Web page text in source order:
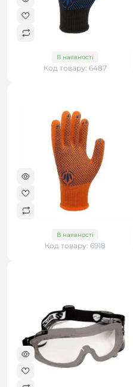
В наявності
Код товару: 6487
В наявності
Код товару: 6918